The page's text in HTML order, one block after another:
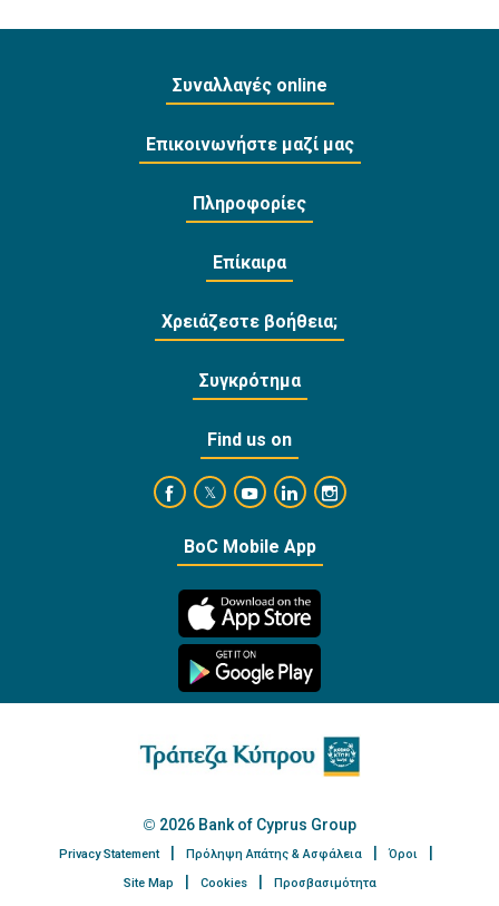
Συναλλαγές online
Επικοινωνήστε μαζί μας
Πληροφορίες
Επίκαιρα
Χρειάζεστε βοήθεια;
Συγκρότημα
Find us on
https://www.facebook.com/
https://twitter.com/bankofcyprus_
https://www.youtube.com/user/
https://www.linkedin.com/
https://
BoC Mobile App
2026 Bank of Cyprus Group
Privacy Statement Πρόληψη Απάτης & Ασφάλεια
Όροι
Site Map
Cookies Προσβασιμότητα